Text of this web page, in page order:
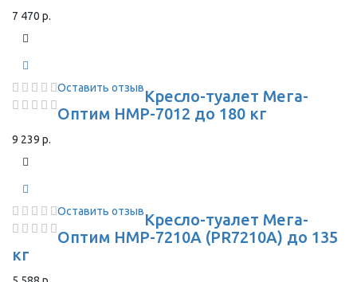
7 470 р.
Оставить отзывКресло-туалет Мега-
Оптим HMP-7012 до 180 кг
9 239 р.
Оставить отзывКресло-туалет Мега-
Оптим HMP-7210A (PR7210A) до 135
кг